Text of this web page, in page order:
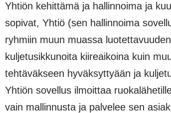
Yhtiön kehittämä ja hallinnoima ja
sopivat, Yhtiö (sen hallinnoima
ryhmiin muun muassa
kuljetusikkunoita kiireaikoina kuin
tehtäväkseen hyväksyttyään ja
Yhtiön sovellus ilmoittaa
vain mallinnusta ja palvelee sen